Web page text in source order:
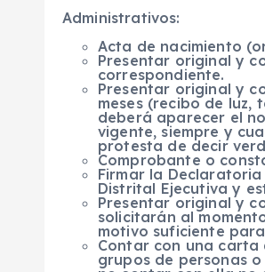
Administrativos:
Acta de nacimiento
Presentar original y
correspondiente.
Presentar original y
meses (recibo de luz,
deberá aparecer el
vigente, siempre y
protesta de decir
Comprobante o
Firmar la
Distrital Ejecutiva y
Presentar original y
solicitarán al
motivo suficiente
Contar con una carta
grupos de personas